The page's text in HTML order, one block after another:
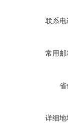
联系电
常用邮
省
详细地